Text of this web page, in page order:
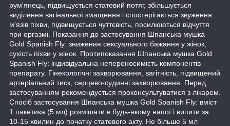
рум'янець, підвищується статевий потяг, збільшується
виділення вагінальної змащення і спостерігається звуження
м'язів піхви, підвищується чуттєвість, посилюються відчуття
при оргазмі. Показання до застосування Шпанська мушка
Gold Spanish Fly: зниження сексуального бажання у жінок,
сухість піхви у жінок. Протипоказання Шпанська мушка Gold
Spanish Fly: індивідуальна непереносимість компонентів
препарату. Гінекологічні захворювання, вагітність, підвищений
артеріальний тиск, серцево-судинні захворювання. Перед
застосуванням рекомендується проконсультуватися з лікарем.
Спосіб застосування Шпанська мушка Gold Spanish Fly: вміст
1 пакетика (5 мл) розмішати в будь-якому напої і випити за
10-15 хвилин до початку статевого акту. Не більше 5 мл